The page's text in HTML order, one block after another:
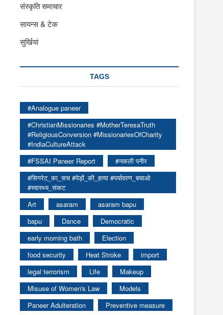
संस्कृति समाचार
सायन्स & टेक
सुर्खियां
TAGS
#Analogue paneer
#ChristianMissionaries #MotherTeresaTruth
#ReligiousConversion #MissionariesOfCharity
#IndiaCultureAttack
#FSSAI Paneer Report
#नकली पनीर
#सिगरेट_का_सच #पेड़ों_की_हत्या #पर्यावरण_बचाओ
#स्वास्थ्य_संकट
Art
asaram
asaram bapu
bapu
Dance
Democratic
early morning bath
Election
food security
Heat Stroke
import
legal terrorism
Life
Makeup
Misuse of Women's Law
Models
Paneer Adulteration
Preventive measure